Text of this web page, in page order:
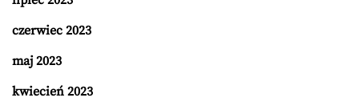
czerwiec 2023
maj 2023
kwiecień 2023